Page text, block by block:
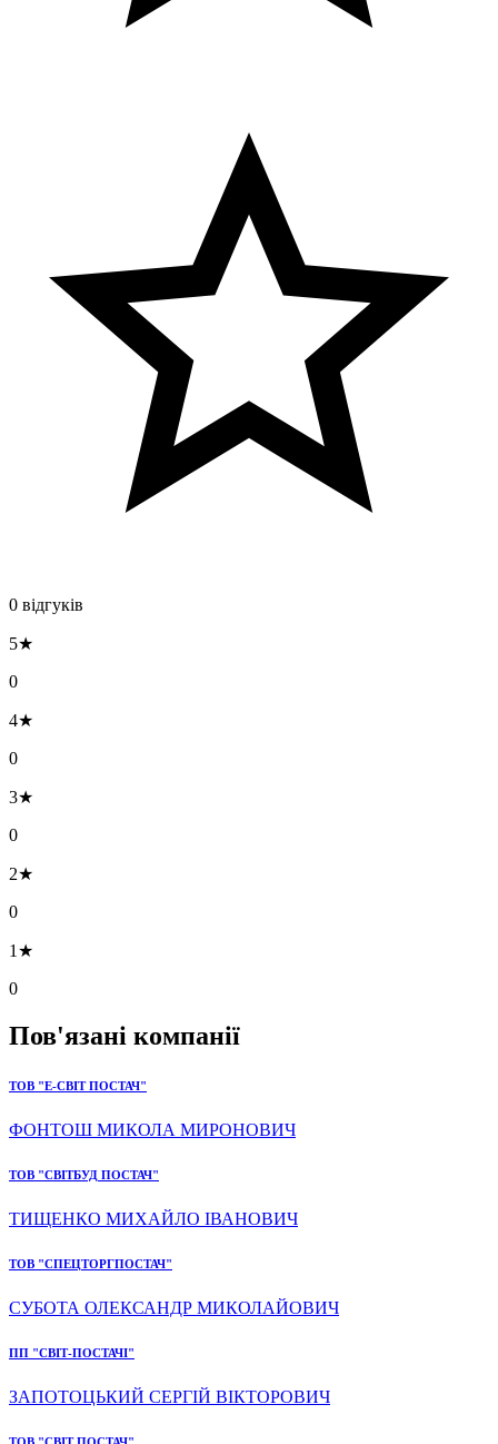
0 відгуків
5★
0
4★
0
3★
0
2★
0
1★
0
Пов'язані компанії
ТОВ "Е-СВІТ ПОСТАЧ"
ФОНТОШ МИКОЛА МИРОНОВИЧ
ТОВ "СВІТБУД ПОСТАЧ"
ТИЩЕНКО МИХАЙЛО ІВАНОВИЧ
ТОВ "СПЕЦТОРГПОСТАЧ"
СУБОТА ОЛЕКСАНДР МИКОЛАЙОВИЧ
ПП "СВІТ-ПОСТАЧІ"
ЗАПОТОЦЬКИЙ СЕРГІЙ ВІКТОРОВИЧ
ТОВ "СВІТ ПОСТАЧ"